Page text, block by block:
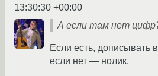
13:30:30 +00:00
А если там нет
Если есть, дописывать
если нет — нолик.